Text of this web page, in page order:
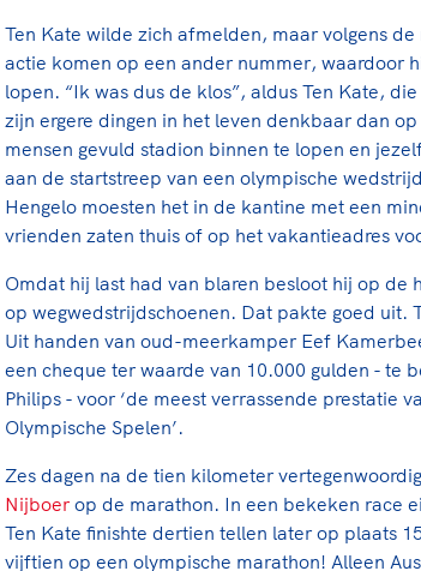
Ten Kate wilde zich afmelden, maar volgens
actie komen op een ander nummer, waardoor
lopen. “Ik was dus de klos”, aldus Ten Kate,
zijn ergere dingen in het leven denkbaar dan
mensen gevuld stadion binnen te lopen en
aan de startstreep van een olympische
Hengelo moesten het in de kantine met een
vrienden zaten thuis of op het vakantieadres
Omdat hij last had van blaren besloot hij op
op wegwedstrijdschoenen. Dat pakte goed uit.
Uit handen van oud-meerkamper Eef
een cheque ter waarde van 10.000 gulden - te
Philips - voor ‘de meest verrassende prestatie
Olympische Spelen’.
Zes dagen na de tien kilometer
Nijboer op de marathon. In een bekeken race
Ten Kate finishte dertien tellen later op plaats
vijftien op een olympische marathon! Alleen